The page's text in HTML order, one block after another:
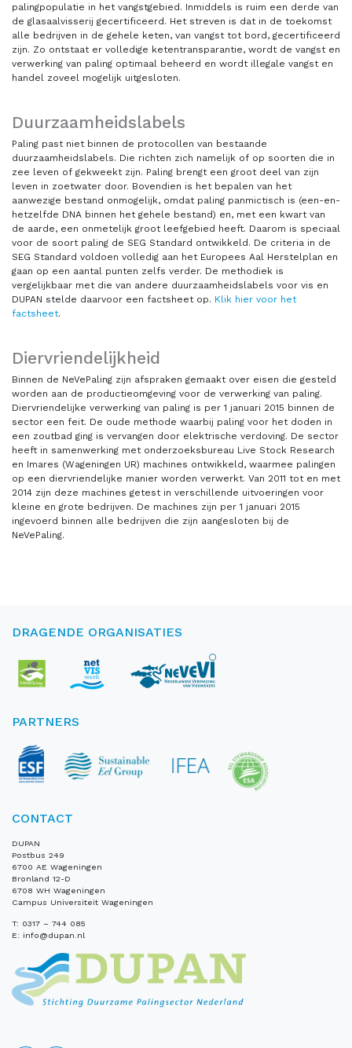
palingpopulatie in het vangstgebied. Inmiddels is ruim een derde van
de glasaalvisserij gecertificeerd. Het streven is dat in de toekomst
alle bedrijven in de gehele keten, van vangst tot bord, gecertificeerd
zijn. Zo ontstaat er volledige ketentransparantie, wordt de vangst en
verwerking van paling optimaal beheerd en wordt illegale vangst en
handel zoveel mogelijk uitgesloten.
Duurzaamheidslabels
Paling past niet binnen de protocollen van bestaande
duurzaamheidslabels. Die richten zich namelijk of op soorten die in
zee leven of gekweekt zijn. Paling brengt een groot deel van zijn
leven in zoetwater door. Bovendien is het bepalen van het
aanwezige bestand onmogelijk, omdat paling panmictisch is (een-en-
hetzelfde DNA binnen het gehele bestand) en, met een kwart van
de aarde, een onmetelijk groot leefgebied heeft. Daarom is speciaal
voor de soort paling de SEG Standard ontwikkeld. De criteria in de
SEG Standard voldoen volledig aan het Europees Aal Herstelplan en
gaan op een aantal punten zelfs verder. De methodiek is
vergelijkbaar met die van andere duurzaamheidslabels voor vis en
DUPAN stelde daarvoor een factsheet op. Klik hier voor het
factsheet.
Diervriendelijkheid
Binnen de NeVePaling zijn afspraken gemaakt over eisen die gesteld
worden aan de productieomgeving voor de verwerking van paling.
Diervriendelijke verwerking van paling is per 1 januari 2015 binnen de
sector een feit. De oude methode waarbij paling voor het doden in
een zoutbad ging is vervangen door elektrische verdoving. De sector
heeft in samenwerking met onderzoeksbureau Live Stock Research
en Imares (Wageningen UR) machines ontwikkeld, waarmee palingen
op een diervriendelijke manier worden verwerkt. Van 2011 tot en met
2014 zijn deze machines getest in verschillende uitvoeringen voor
kleine en grote bedrijven. De machines zijn per 1 januari 2015
ingevoerd binnen alle bedrijven die zijn aangesloten bij de
NeVePaling.
DRAGENDE ORGANISATIES
PARTNERS
CONTACT
DUPAN
Postbus 249
6700 AE Wageningen
Bronland 12-D
6708 WH Wageningen
Campus Universiteit Wageningen
T: 0317 – 744 085
E: info@dupan.nl